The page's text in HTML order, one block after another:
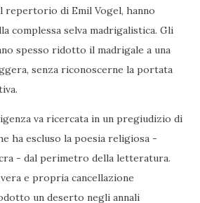
repertorio di Emil Vogel, hanno
complessa selva madrigalistica. Gli
spesso ridotto il madrigale a una
senza riconoscerne la portata
va ricercata in un pregiudizio di
ha escluso la poesia religiosa -
- dal perimetro della letteratura.
e propria cancellazione
un deserto negli annali